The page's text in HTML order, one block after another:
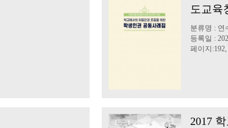
도교육
분류명 : 연
등록일 :
페이지
2017